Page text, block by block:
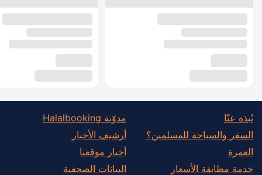
نُبذة عنّا
السفر والسياحة للمسلمين؟
العمرة
خدمة مطابقة الأسعار
مدوّنة Halalbooking
أرشيف الأخبار
أخبار موقعنا
البيانات الصحفية